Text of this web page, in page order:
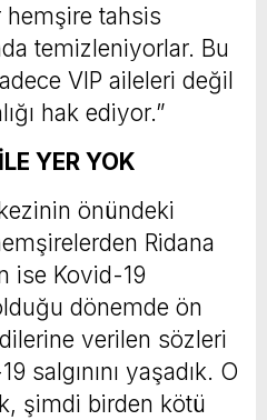
tahsis
temizleniyorlar. Bu
VIP aileleri değil
hak ediyor.”
YER YOK
önündeki
Ridana
ise Kovid-19
dönemde ön
verilen sözleri
salgınını yaşadık. O
şimdi birden kötü